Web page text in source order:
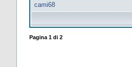
cami68
Pagina 1di 2